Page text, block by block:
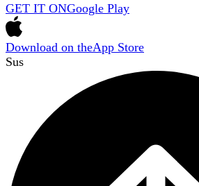
GET IT ONGoogle Play
Download on theApp Store
Sus